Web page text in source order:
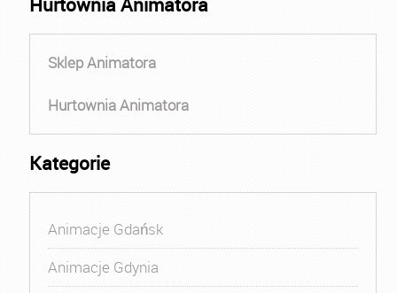
Sklep Animatora
Hurtownia Animatora
Kategorie
Animacje Gdańsk
Animacje Gdynia